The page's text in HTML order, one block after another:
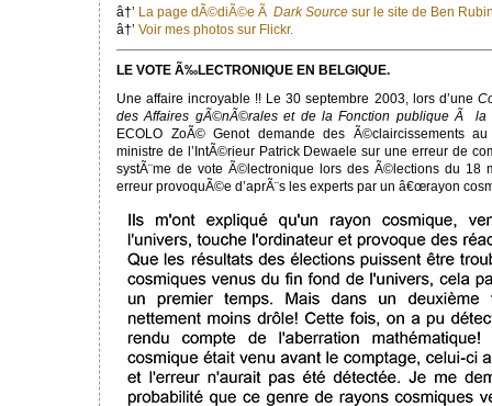
â†’ La page dÃ©diÃ©e Ã Dark Source sur le site de Ben
â†’ Voir mes photos sur Flickr.
LE VOTE Ã‰LECTRONIQUE EN BELGIQUE.
Une affaire incroyable !! Le 30 septembre 2003, lors d’une
des Affaires gÃ©nÃ©rales et de la Fonction publique Ã la
ECOLO ZoÃ© Genot demande des Ã©claircissements
ministre de l’IntÃ©rieur Patrick Dewaele sur une erreur de
systÃ¨me de vote Ã©lectronique lors des Ã©lections du 18
erreur provoquÃ©e d’aprÃ¨s les experts par un â€œrayon